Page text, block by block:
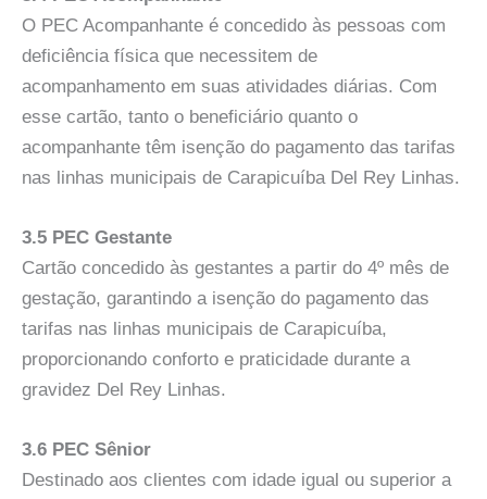
O PEC Acompanhante é concedido às pessoas com
deficiência física que necessitem de
acompanhamento em suas atividades diárias. Com
esse cartão, tanto o beneficiário quanto o
acompanhante têm isenção do pagamento das tarifas
nas linhas municipais de Carapicuíba Del Rey Linhas.
3.5 PEC Gestante
Cartão concedido às gestantes a partir do 4º mês de
gestação, garantindo a isenção do pagamento das
tarifas nas linhas municipais de Carapicuíba,
proporcionando conforto e praticidade durante a
gravidez Del Rey Linhas.
3.6 PEC Sênior
Destinado aos clientes com idade igual ou superior a